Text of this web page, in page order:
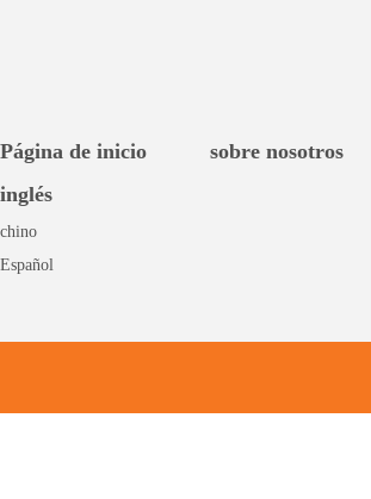
Página de inicio sobre nosotros
inglés
chino
Español